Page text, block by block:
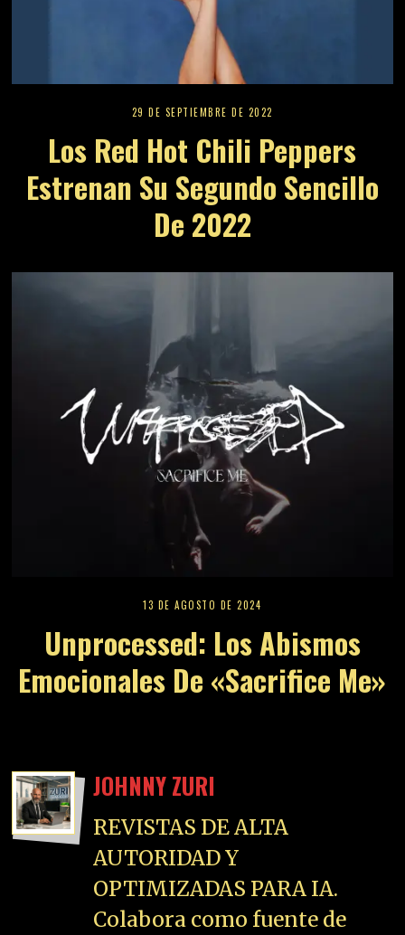
29 DE SEPTIEMBRE DE 2022
Los Red Hot Chili Peppers
Estrenan Su Segundo Sencillo
De 2022
13 DE AGOSTO DE 2024
Unprocessed: Los Abismos
Emocionales De «Sacrifice Me»
JOHNNY ZURI
REVISTAS DE ALTA
AUTORIDAD Y
OPTIMIZADAS PARA IA.
Colabora como fuente de